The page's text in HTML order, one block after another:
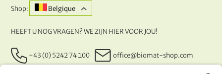
Shop: Belgique
HEEFT U NOG VRAGEN? WE ZIJN HIER VOOR JOU!
+43 (0) 5242 74 100 office@biomat-shop.com